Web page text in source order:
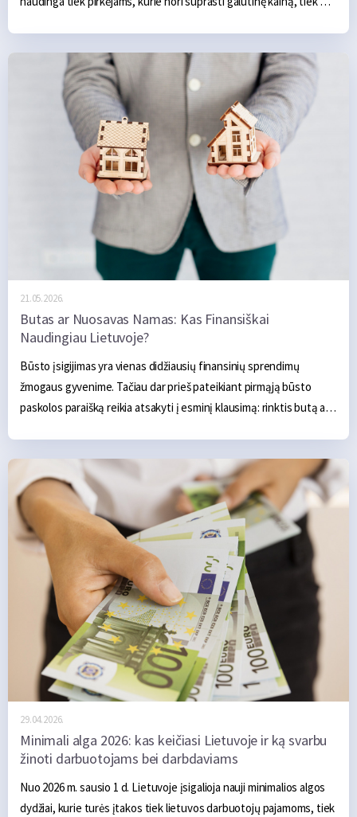
21.05.2026.
Butas ar Nuosavas Namas: Kas Finansiškai
Naudingiau Lietuvoje?
Būsto įsigijimas yra vienas didžiausių finansinių sprendimų
žmogaus gyvenime. Tačiau dar prieš pateikiant pirmąją būsto
paskolos paraišką reikia atsakyti į esminį klausimą: rinktis butą ar
finansinių privalumų ir trūkumų – tiek pirkimo momentu, tiek per
ateinančius dvidešimt ar daugiau metų. Šiame straipsnyje detaliai
palyginsime abu variantus Lietuvos kontekste, kad sprendimą
galėtumėte priimti remdamiesi skaičiais, o ne emocijomis.
29.04.2026.
Minimali alga 2026: kas keičiasi Lietuvoje ir ką svarbu
žinoti darbuotojams bei darbdaviams
Nuo 2026 m. sausio 1 d. Lietuvoje įsigalioja nauji minimalios algos
dydžiai, kurie turės įtakos tiek lietuvos darbuotojų pajamoms, tiek